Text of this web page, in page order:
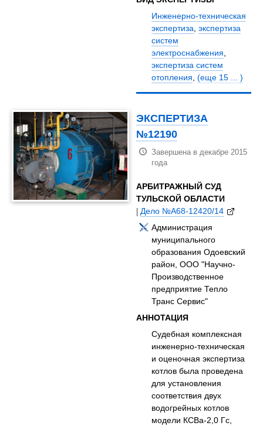
Инженерно-техническая
экспертиза,экспертиза
систем
электроснабжения,
экспертиза систем
отопления,(еще 15 ... )
ЭКСПЕРТИЗА
№12190
Завершена в декабре 2015
года
АРБИТРАЖНЫЙ СУД
ТУЛЬСКОЙ ОБЛАСТИ
|Дело №А68-12420/14
Администрация
муниципального
образования Одоевский
район, ООО "Научно-
Производственное
предприятие Тепло
Транс Сервис"
АННОТАЦИЯ
Судебная комплексная
инженерно-техническая
и оценочная экспертиза
котлов была проведена
для установления
соответствия двух
водогрейных котлов
модели КСВа-2,0 Гс,